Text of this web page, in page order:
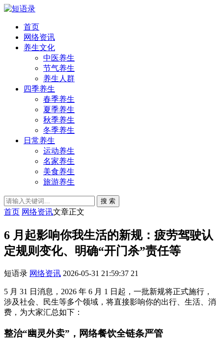
首页
网络资讯
养生文化
中医养生
节气养生
养生人群
四季养生
春季养生
夏季养生
秋季养生
冬季养生
日常养生
运动养生
名家养生
美食养生
旅游养生
搜 索
首页 网络资讯文章正文
6 月起影响你我生活的新规：疲劳驾驶认
定规则变化、明确“开门杀”责任等
短语录 网络资讯 2026-05-31 21:59:37 21
5 月 31 日消息，2026 年 6 月 1 日起，一批新规将正式施行，
涉及社会、民生等多个领域，将直接影响你的出行、生活、消
费，为大家汇总如下：
整治“幽灵外卖”，网络餐饮全链条严管